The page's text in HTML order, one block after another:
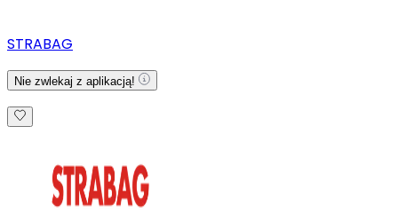
STRABAG
Nie zwlekaj z aplikacją!